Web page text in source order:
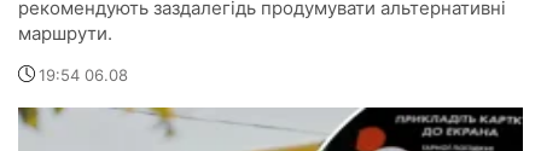
рекомендують заздалегідь продумувати альтернативні
маршрути.
19:54 06.08